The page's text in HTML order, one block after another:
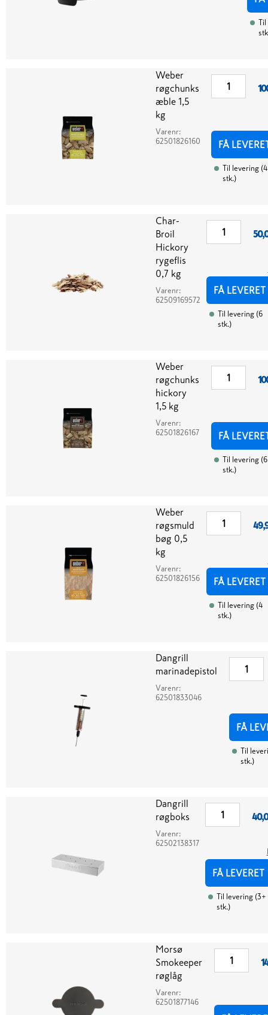
Til
Weber
røgchunks
æble 1,5
kg
Varenr:
62501826160
FÅ
Til levering (4
stk.)
Char-
Broil
Hickory
rygeflis
0,7 kg
Varenr:
62509169572
FÅ LEVERET
Til levering (6
stk.)
Weber
røgchunks
hickory
1,5 kg
Varenr:
62501826167
FÅ
Til levering (6
stk.)
Weber
røgsmuld
bøg 0,5
kg
Varenr:
62501826156
FÅ LEVERET
Til levering (4
stk.)
Dangrill
marinadepistol
Varenr:
62501833046
FÅ
Til
stk.)
Dangrill
røgboks
Varenr:
62502138317
FÅ LEVERET
Til levering (3+
stk.)
Morsø
Smokeeper
røglåg
Varenr:
62501877146